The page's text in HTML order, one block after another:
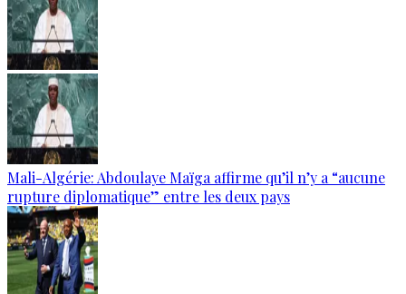
Mali-Algérie: Abdoulaye Maïga affirme qu’il n’y a “aucune
rupture diplomatique” entre les deux pays